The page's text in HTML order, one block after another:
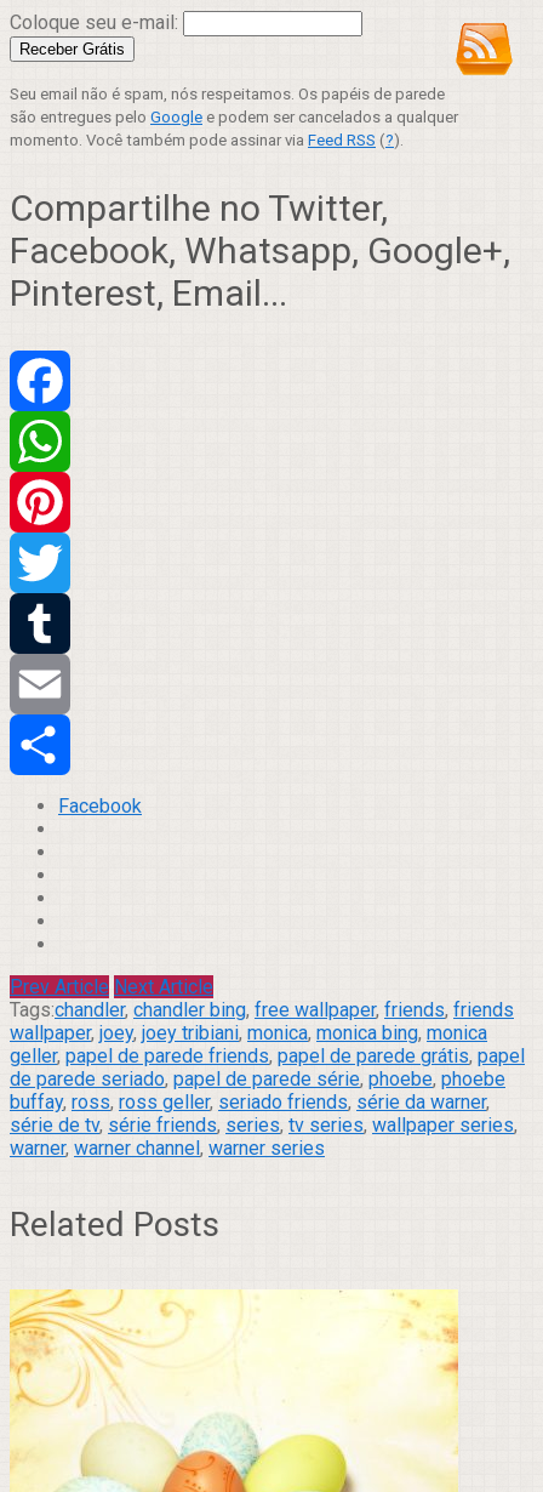
Coloque seu e-mail:
Seu email não é spam, nós respeitamos. Os papéis de parede
são entregues pelo Google e podem ser cancelados a qualquer
momento. Você também pode assinar via Feed RSS (?).
Compartilhe no Twitter,
Facebook, Whatsapp, Google+,
Pinterest, Email...
Facebook
WhatsApp
Pinterest
Twitter
Tumblr
Email
Compartilhar
Facebook
Prev Article Next Article
Tags:chandler, chandler bing, free wallpaper, friends, friends
wallpaper, joey, joey tribiani, monica, monica bing, monica
geller, papel de parede friends, papel de parede grátis, papel
de parede seriado, papel de parede série, phoebe, phoebe
buffay, ross, ross geller, seriado friends, série da warner,
série de tv, série friends, series, tv series, wallpaper series,
warner, warner channel, warner series
Related Posts